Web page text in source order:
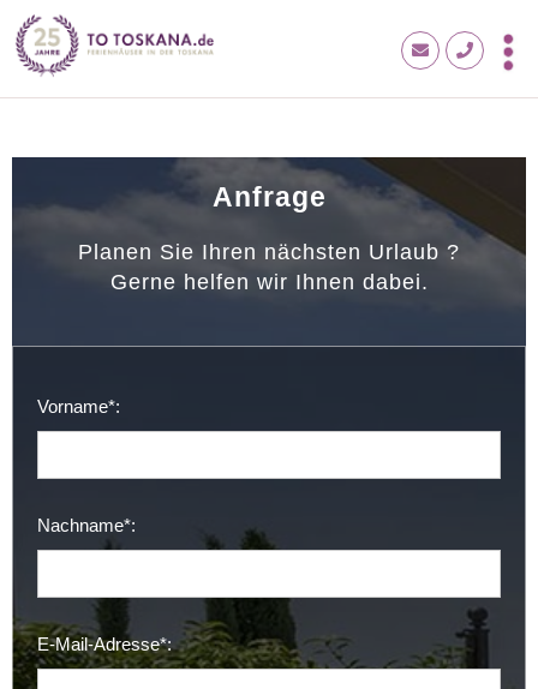
Anfrage
Planen Sie Ihren nächsten Urlaub ?
Gerne helfen wir Ihnen dabei.
Vorname*:
Nachname*:
E-Mail-Adresse*: